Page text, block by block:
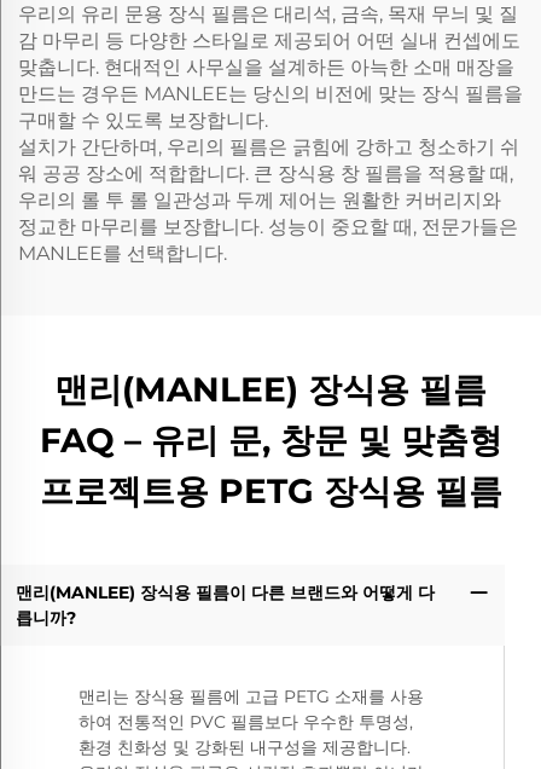
우리의 유리 문용 장식 필름은 대리석, 금속, 목재 무늬 및 질
감 마무리 등 다양한 스타일로 제공되어 어떤 실내 컨셉에도
맞춥니다. 현대적인 사무실을 설계하든 아늑한 소매 매장을
만드는 경우든 MANLEE는 당신의 비전에 맞는 장식 필름을
구매할 수 있도록 보장합니다.
설치가 간단하며, 우리의 필름은 긁힘에 강하고 청소하기 쉬
워 공공 장소에 적합합니다. 큰 장식용 창 필름을 적용할 때,
우리의 롤 투 롤 일관성과 두께 제어는 원활한 커버리지와
정교한 마무리를 보장합니다. 성능이 중요할 때, 전문가들은
MANLEE를 선택합니다.
맨리(MANLEE) 장식용 필름
FAQ – 유리 문, 창문 및 맞춤형
프로젝트용 PETG 장식용 필름
맨리(MANLEE) 장식용 필름이 다른 브랜드와 어떻게 다
릅니까?
맨리는 장식용 필름에 고급 PETG 소재를 사용
하여 전통적인 PVC 필름보다 우수한 투명성,
환경 친화성 및 강화된 내구성을 제공합니다.